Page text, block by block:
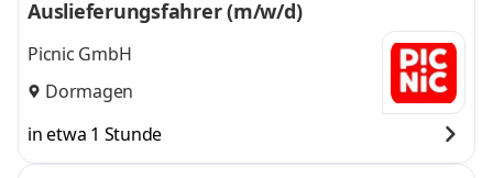
Auslieferungsfahrer (m/w/d)
Picnic GmbH
Dormagen
in etwa 1 Stunde